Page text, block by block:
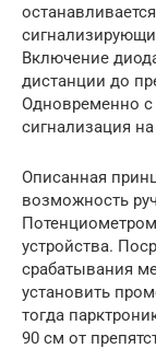
Включение
дистанции до
Одновременно с
сигнализация
Описанная
возможность
Потенциометром
устройства.
срабатывания
установить
тогда
90 см от